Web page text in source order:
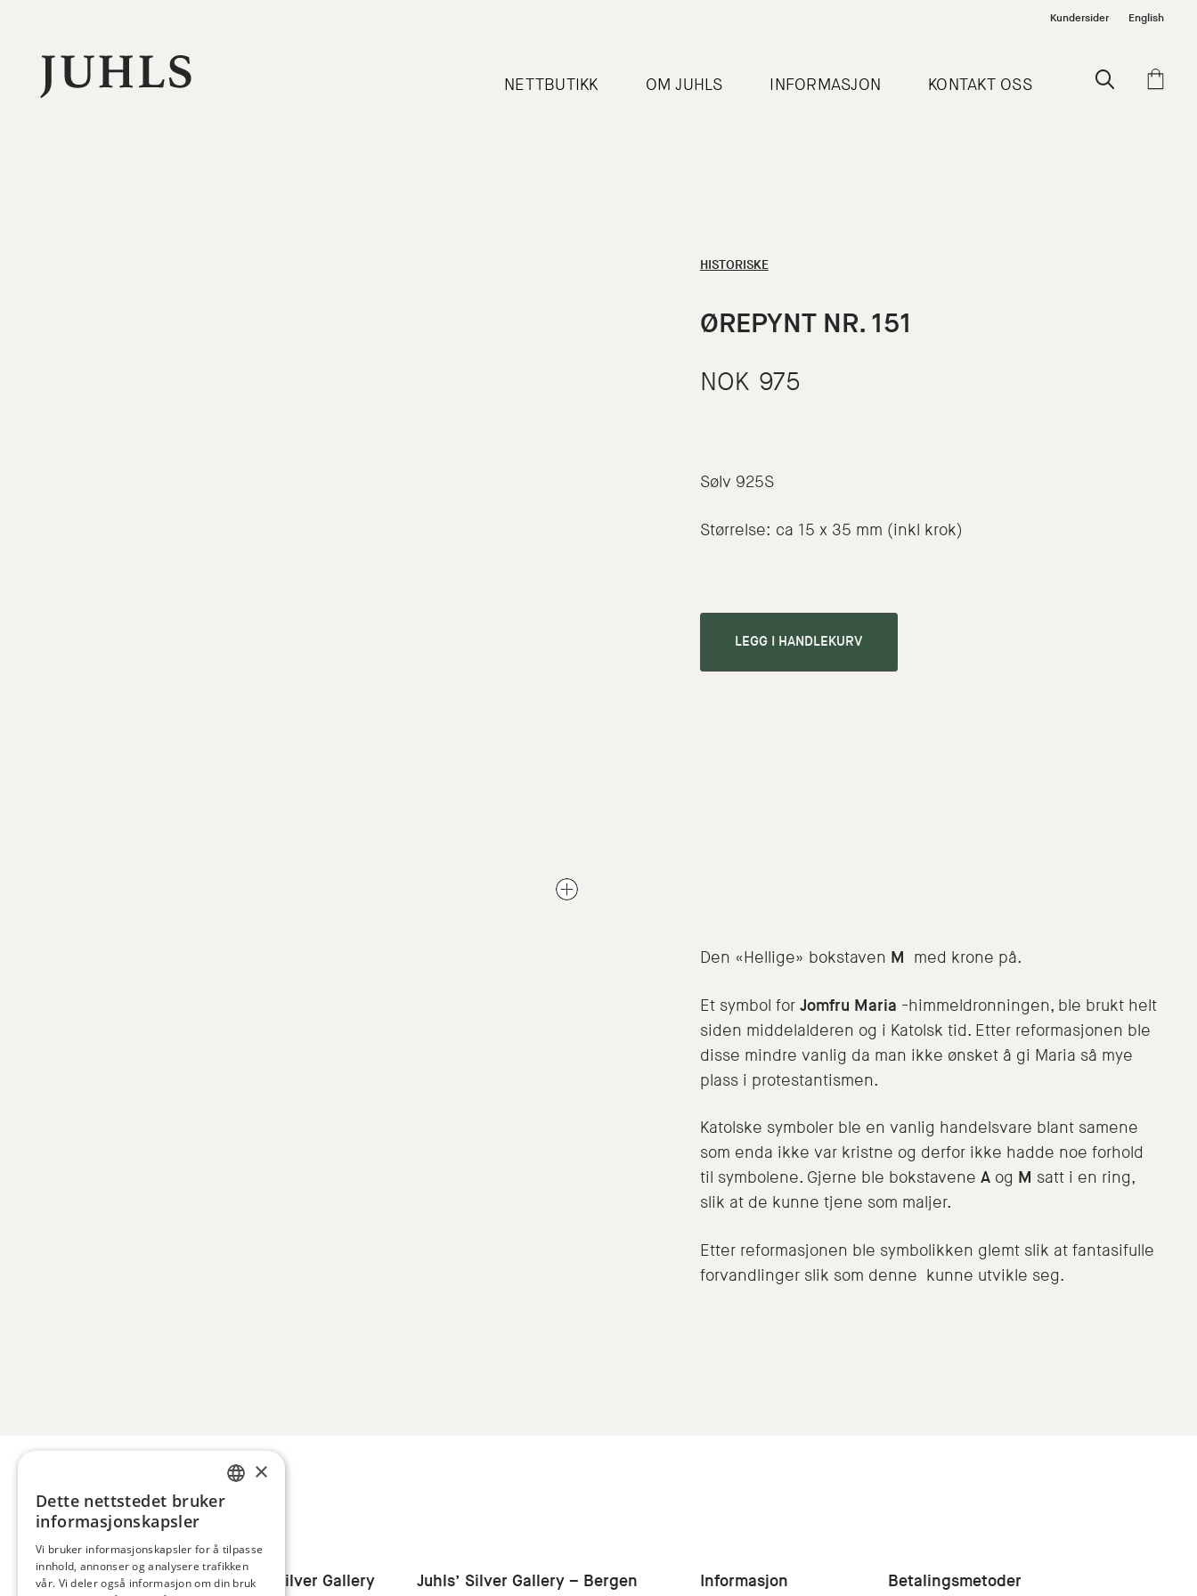
NETTBUTIKK OM JUHLS INFORMASJON KONTAKT OSS
Kundersider English
HISTORISKE
ØREPYNT NR. 151
NOK 975
Sølv 925S
Størrelse: ca 15 x 35 mm (inkl krok)
LEGG I HANDLEKURV
Den «Hellige» bokstaven M med krone på.
Et symbol for Jomfru Maria -himmeldronningen, ble brukt helt
siden middelalderen og i Katolsk tid. Etter reformasjonen ble
disse mindre vanlig da man ikke ønsket å gi Maria så mye
plass i protestantismen.
Katolske symboler ble en vanlig handelsvare blant samene
som enda ikke var kristne og derfor ikke hadde noe forhold
til symbolene. Gjerne ble bokstavene A og M satt i en ring,
slik at de kunne tjene som maljer.
Etter reformasjonen ble symbolikken glemt slik at fantasifulle
forvandlinger slik som denne kunne utvikle seg.
Juhls Juhls' Silver Gallery Juhls’ Silver Gallery – Bergen Informasjon Betalingsmetoder
NORWEGIAN
ENGLISH
×
Dette nettstedet bruker
informasjonskapsler
Vi bruker informasjonskapsler for å tilpasse
innhold, annonser og analysere trafikken
vår. Vi deler også informasjon om din bruk